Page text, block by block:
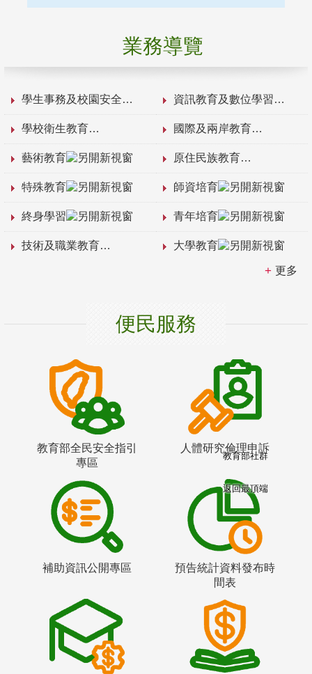
業務導覽
學生事務及校園安全 資訊教育及數位學習
學校衛生教育 國際及兩岸教育
藝術教育 原住民族教育
特殊教育 師資培育
終身學習 青年培育
技術及職業教育 大學教育
更多
便民服務
教育部全民安全指引
專區
人體研究倫理申訴
補助資訊公開專區
預告統計資料發布時
間表
教育部社群
返回最頂端